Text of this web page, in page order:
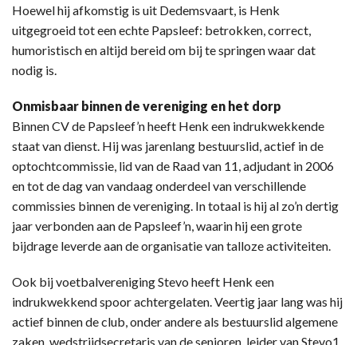
Hoewel hij afkomstig is uit Dedemsvaart, is Henk
uitgegroeid tot een echte Papsleef: betrokken, correct,
humoristisch en altijd bereid om bij te springen waar dat
nodig is.
Onmisbaar binnen de vereniging en het dorp
Binnen CV de Papsleef’n heeft Henk een indrukwekkende
staat van dienst. Hij was jarenlang bestuurslid, actief in de
optochtcommissie, lid van de Raad van 11, adjudant in 2006
en tot de dag van vandaag onderdeel van verschillende
commissies binnen de vereniging. In totaal is hij al zo’n dertig
jaar verbonden aan de Papsleef’n, waarin hij een grote
bijdrage leverde aan de organisatie van talloze activiteiten.
Ook bij voetbalvereniging Stevo heeft Henk een
indrukwekkend spoor achtergelaten. Veertig jaar lang was hij
actief binnen de club, onder andere als bestuurslid algemene
zaken, wedstrijdsecretaris van de senioren, leider van Stevo1